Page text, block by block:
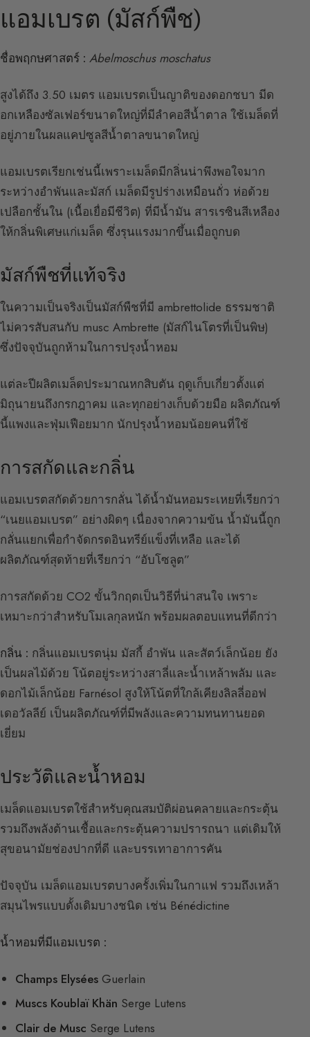
แอมเบรต (มัสก์พืช)
ชื่อพฤกษศาสตร์ : Abelmoschus moschatus
สูงได้ถึง 3.50 เมตร แอมเบรตเป็นญาติของดอกชบา มีด
อกเหลืองซัลเฟอร์ขนาดใหญ่ที่มีลำคอสีน้ำตาล ใช้เมล็ดที่
อยู่ภายในผลแคปซูลสีน้ำตาลขนาดใหญ่
แอมเบรตเรียกเช่นนี้เพราะเมล็ดมีกลิ่นน่าพึงพอใจมาก
ระหว่างอำพันและมัสก์ เมล็ดมีรูปร่างเหมือนถั่ว ห่อด้วย
เปลือกชั้นใน (เนื้อเยื่อมีชีวิต) ที่มีน้ำมัน สารเรซินสีเหลือง
ให้กลิ่นพิเศษแก่เมล็ด ซึ่งรุนแรงมากขึ้นเมื่อถูกบด
มัสก์พืชที่แท้จริง
ในความเป็นจริงเป็นมัสก์พืชที่มี ambrettolide ธรรมชาติ
ไม่ควรสับสนกับ musc Ambrette (มัสก์ไนโตรที่เป็นพิษ)
ซึ่งปัจจุบันถูกห้ามในการปรุงน้ำหอม
แต่ละปีผลิตเมล็ดประมาณหกสิบตัน ฤดูเก็บเกี่ยวตั้งแต่
มิถุนายนถึงกรกฎาคม และทุกอย่างเก็บด้วยมือ ผลิตภัณฑ์
นี้แพงและฟุ่มเฟือยมาก นักปรุงน้ำหอมน้อยคนที่ใช้
การสกัดและกลิ่น
แอมเบรตสกัดด้วยการกลั่น ได้น้ำมันหอมระเหยที่เรียกว่า
“เนยแอมเบรต” อย่างผิดๆ เนื่องจากความข้น น้ำมันนี้ถูก
กลั่นแยกเพื่อกำจัดกรดอินทรีย์แข็งที่เหลือ และได้
ผลิตภัณฑ์สุดท้ายที่เรียกว่า “อับโซลูต”
การสกัดด้วย CO2 ขั้นวิกฤตเป็นวิธีที่น่าสนใจ เพราะ
เหมาะกว่าสำหรับโมเลกุลหนัก พร้อมผลตอบแทนที่ดีกว่า
กลิ่น : กลิ่นแอมเบรตนุ่ม มัสกี้ อำพัน และสัตว์เล็กน้อย ยัง
เป็นผลไม้ด้วย โน้ตอยู่ระหว่างสาลี่และน้ำเหล้าพลัม และ
ดอกไม้เล็กน้อย Farnésol สูงให้โน้ตที่ใกล้เคียงลิลลี่ออฟ
เดอวัลลีย์ เป็นผลิตภัณฑ์ที่มีพลังและความทนทานยอด
เยี่ยม
ประวัติและน้ำหอม
เมล็ดแอมเบรตใช้สำหรับคุณสมบัติผ่อนคลายและกระตุ้น
รวมถึงพลังต้านเชื้อและกระตุ้นความปรารถนา แต่เดิมให้
สุขอนามัยช่องปากที่ดี และบรรเทาอาการคัน
ปัจจุบัน เมล็ดแอมเบรตบางครั้งเพิ่มในกาแฟ รวมถึงเหล้า
สมุนไพรแบบดั้งเดิมบางชนิด เช่น Bénédictine
น้ำหอมที่มีแอมเบรต :
Champs Elysées Guerlain
Muscs Koublaï Khän Serge Lutens
Clair de Musc Serge Lutens